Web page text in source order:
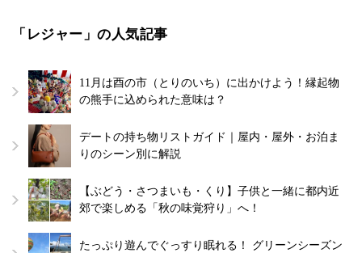
「レジャー」の人気記事
11月は酉の市（とりのいち）に出かけよう！縁起物
の熊手に込められた意味は？
デートの持ち物リストガイド｜屋内・屋外・お泊ま
りのシーン別に解説
【ぶどう・さつまいも・くり】子供と一緒に都内近
郊で楽しめる「秋の味覚狩り」へ！
たっぷり遊んでぐっすり眠れる！ グリーンシーズン